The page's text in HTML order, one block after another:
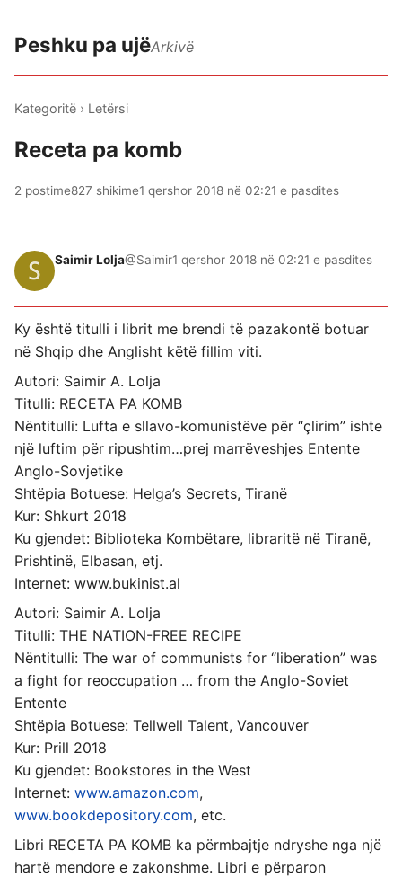
Peshku pa ujëArkivë
Kategoritë › Letërsi
Receta pa komb
2 postime827 shikime1 qershor 2018 në 02:21 e pasdites
Saimir Lolja@Saimir1 qershor 2018 në 02:21 e pasdites
Ky është titulli i librit me brendi të pazakontë botuar
në Shqip dhe Anglisht këtë fillim viti.
Autori: Saimir A. Lolja
Titulli: RECETA PA KOMB
Nëntitulli: Lufta e sllavo-komunistëve për “çlirim” ishte
një luftim për ripushtim…prej marrëveshjes Entente
Anglo-Sovjetike
Shtëpia Botuese: Helga’s Secrets, Tiranë
Kur: Shkurt 2018
Ku gjendet: Biblioteka Kombëtare, libraritë në Tiranë,
Prishtinë, Elbasan, etj.
Internet: www.bukinist.al
Autori: Saimir A. Lolja
Titulli: THE NATION-FREE RECIPE
Nëntitulli: The war of communists for “liberation” was
a fight for reoccupation … from the Anglo-Soviet
Entente
Shtëpia Botuese: Tellwell Talent, Vancouver
Kur: Prill 2018
Ku gjendet: Bookstores in the West
Internet: www.amazon.com,
www.bookdepository.com, etc.
Libri RECETA PA KOMB ka përmbajtje ndryshe nga një
hartë mendore e zakonshme. Libri e përparon